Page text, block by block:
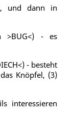
und dann in
>BUG<) - es
- besteht
Knöpfel, (3)
interessieren